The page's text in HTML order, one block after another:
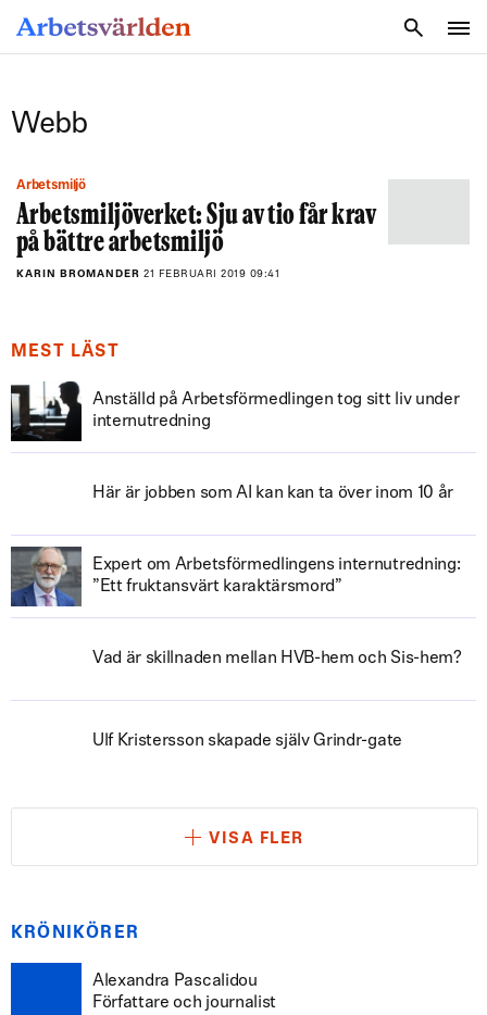
Webb
Arbetsmiljö
Arbetsmiljöverket: Sju av tio får krav
på bättre arbetsmiljö
KARIN BROMANDER 21 FEBRUARI 2019 09:41
MEST LÄST
Anställd på Arbetsförmedlingen tog sitt liv under
internutredning
Här är jobben som AI kan kan ta över inom 10 år
Expert om Arbetsförmedlingens internutredning:
”Ett fruktansvärt karaktärsmord”
Vad är skillnaden mellan HVB-hem och Sis-hem?
Ulf Kristersson skapade själv Grindr-gate
VISA FLER
KRÖNIKÖRER
Alexandra Pascalidou
Författare och journalist